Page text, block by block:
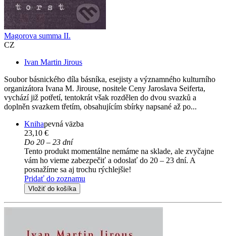
Magorova summa II.
CZ
Ivan Martin Jirous
Soubor básnického díla básníka, esejisty a významného kulturního
organizátora Ivana M. Jirouse, nositele Ceny Jaroslava Seiferta,
vychází již potřetí, tentokrát však rozdělen do dvou svazků a
doplněn svazkem třetím, obsahujícím sbírky napsané až po...
Knihapevná väzba
23,10 €
Do 20 – 23 dní
Tento produkt momentálne nemáme na sklade, ale zvyčajne
vám ho vieme zabezpečiť a odoslať do 20 – 23 dní. A
posnažíme sa aj trochu rýchlejšie!
Pridať do zoznamu
Vložiť do košíka